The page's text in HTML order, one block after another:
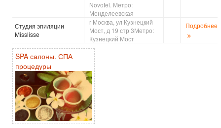
Novotel. Метро:
Менделеевская
Студия эпиляции
Misslisse
г Москва, ул Кузнецкий
Мост, д 19 стр 3Метро:
Кузнецкий Мост
Подробнее
SPA салоны. СПА
процедуры